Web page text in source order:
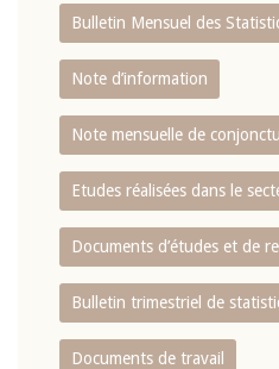
Bulletin Mensuel des
Note d’information
Note mensuelle de
Etudes réalisées dans le
Documents d’études et de
Bulletin trimestriel de
Documents de travail